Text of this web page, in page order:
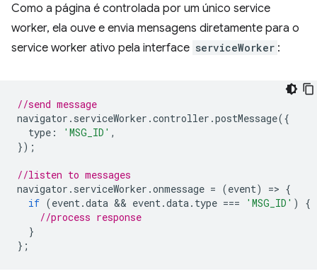
Como a página é controlada por um único service
worker, ela ouve e envia mensagens diretamente para o
service worker ativo pela interface serviceWorker :
//send message
navigator . serviceWorker .controller .postMessage({
type : 'MSG_ID' ,
});
//listen to messages
navigator . serviceWorker .onmessage = (event) => {
if (event.data && event.data. type === 'MSG_ID' )
{
//process response
}
};